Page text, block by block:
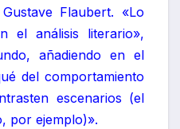
Flaubert. «Lo
el análisis literario»,
añadiendo en el
del comportamiento
escenarios (el
por ejemplo)».